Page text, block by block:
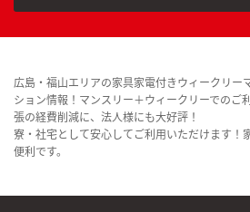
広島・福山エリアの家具家電付きウィークリー
ション情報！マンスリー＋ウィークリーでのご
張の経費削減に、法人様にも大好評！
寮・社宅として安心してご利用いただけます！
便利です。